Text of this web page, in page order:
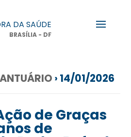
DA SAÚDE
BRASÍLIA - DF
› 14/01/2026
de Graças
de